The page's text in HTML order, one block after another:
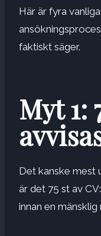
Här är fyra
faktiskt säger.
Myt 1:
Det kanske mest
är det 75 st av
innan en